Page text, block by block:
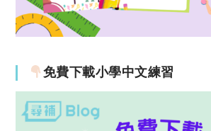
免費下載小學中文練習